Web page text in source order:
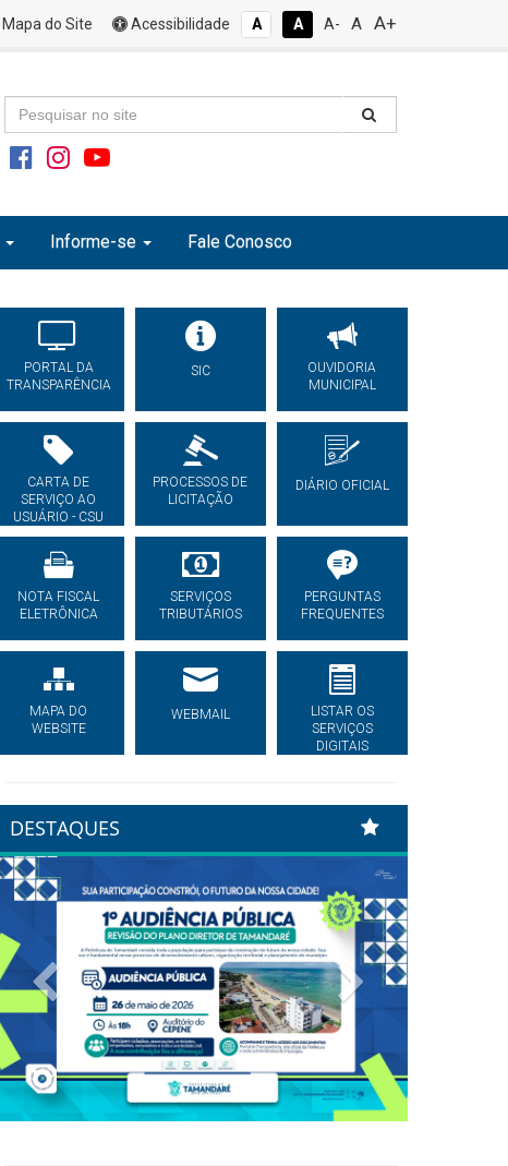
Mapa do Site Acessibilidade A A A- A A+
Informe-se Fale Conosco
PORTAL DA
TRANSPARÊNCIA
SIC
OUVIDORIA
MUNICIPAL
CARTA DE
SERVIÇO AO
USUÁRIO - CSU
PROCESSOS DE
LICITAÇÃO
DIÁRIO OFICIAL
NOTA FISCAL
ELETRÔNICA
SERVIÇOS
TRIBUTÁRIOS
PERGUNTAS
FREQUENTES
MAPA DO
WEBSITE
WEBMAIL
LISTAR OS
SERVIÇOS
DIGITAIS
DESTAQUES
Previous Next